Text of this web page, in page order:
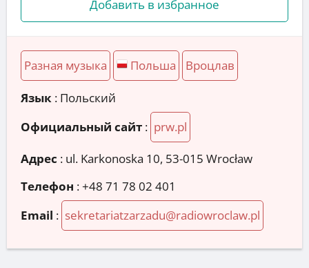
Добавить в избранное
Разная музыка Польша Вроцлав
Язык : Польский
Официальный сайт : prw.pl
Адрес : ul. Karkonoska 10, 53-015 Wrocław
Телефон :+48 71 78 02 401
Email : sekretariatzarzadu@radiowroclaw.pl